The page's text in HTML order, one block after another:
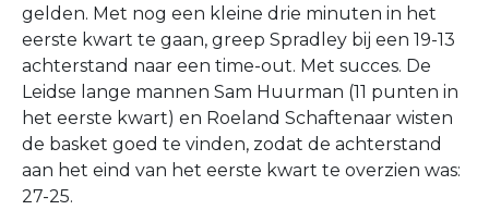
gelden. Met nog een kleine drie minuten in het
eerste kwart te gaan, greep Spradley bij een 19-13
achterstand naar een time-out. Met succes. De
Leidse lange mannen Sam Huurman (11 punten in
het eerste kwart) en Roeland Schaftenaar wisten
de basket goed te vinden, zodat de achterstand
aan het eind van het eerste kwart te overzien was:
27-25.